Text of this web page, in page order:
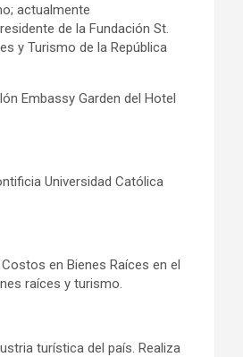
actualmente
de la Fundación St.
y Turismo de la República
Embassy Garden del Hotel
Universidad Católica
en Bienes Raíces en el
raíces y turismo.
turística del país. Realiza